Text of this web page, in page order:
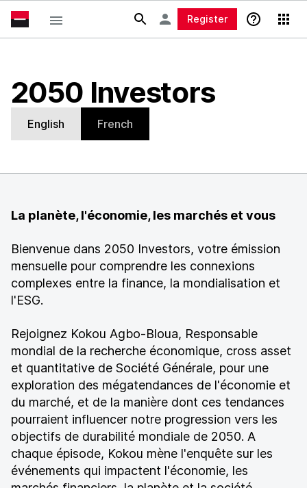
Register
2050 Investors
English French
La planète, l'économie, les marchés et vous
Bienvenue dans 2050 Investors, votre émission
mensuelle pour comprendre les connexions
complexes entre la finance, la mondialisation et
l'ESG.
Rejoignez Kokou Agbo-Bloua, Responsable
mondial de la recherche économique, cross asset
et quantitative de Société Générale, pour une
exploration des mégatendances de l'économie et
du marché, et de la manière dont ces tendances
pourraient influencer notre progression vers les
objectifs de durabilité mondiale de 2050. A
chaque épisode, Kokou mène l'enquête sur les
événements qui impactent l'économie, les